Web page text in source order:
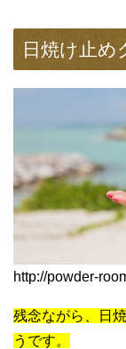
日焼け止め
http://powder-
残念ながら、日
うです。